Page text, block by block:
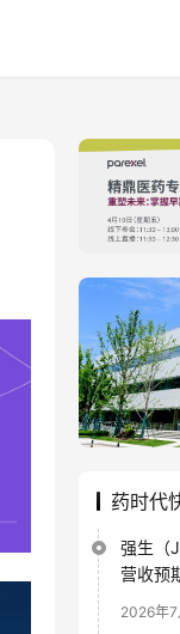
药时代
强生（
营收预
2026年